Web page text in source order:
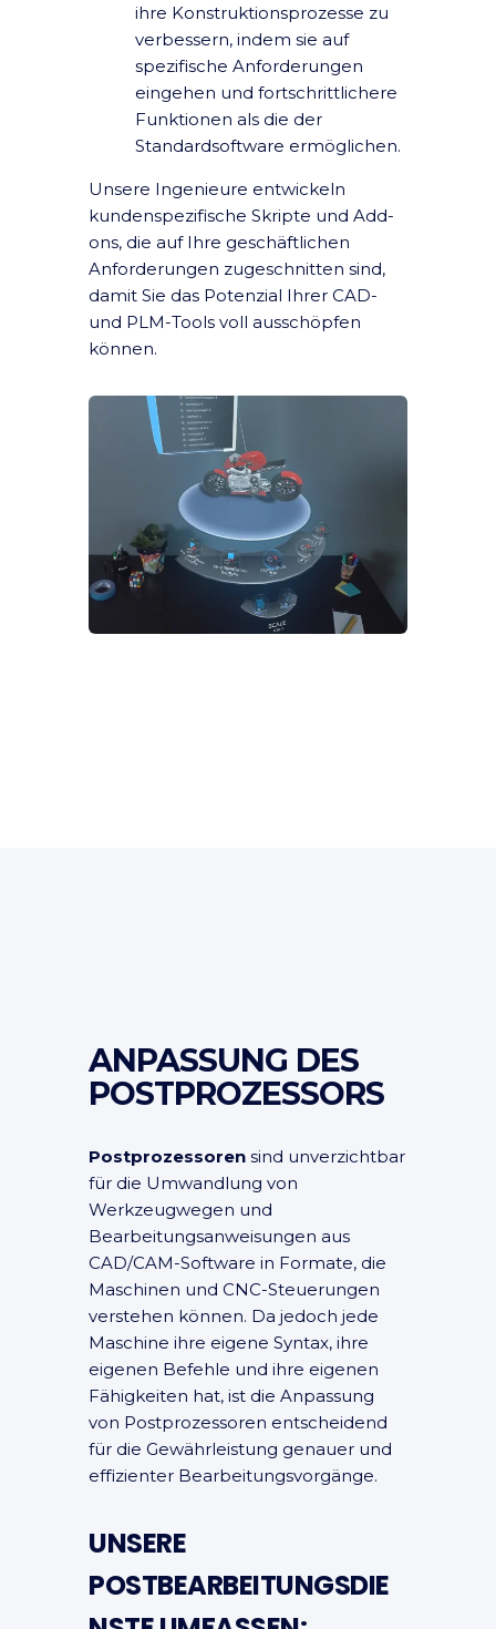
ihre Konstruktionsprozesse zu
verbessern, indem sie auf
spezifische Anforderungen
eingehen und fortschrittlichere
Funktionen als die der
Standardsoftware ermöglichen.
Unsere Ingenieure entwickeln
kundenspezifische Skripte und Add-
ons, die auf Ihre geschäftlichen
Anforderungen zugeschnitten sind,
damit Sie das Potenzial Ihrer CAD-
und PLM-Tools voll ausschöpfen
können.
ANPASSUNG DES
POSTPROZESSORS
Postprozessoren sind unverzichtbar
für die Umwandlung von
Werkzeugwegen und
Bearbeitungsanweisungen aus
CAD/CAM-Software in Formate, die
Maschinen und CNC-Steuerungen
verstehen können. Da jedoch jede
Maschine ihre eigene Syntax, ihre
eigenen Befehle und ihre eigenen
Fähigkeiten hat, ist die Anpassung
von Postprozessoren entscheidend
für die Gewährleistung genauer und
effizienter Bearbeitungsvorgänge.
UNSERE
POSTBEARBEITUNGSDIE